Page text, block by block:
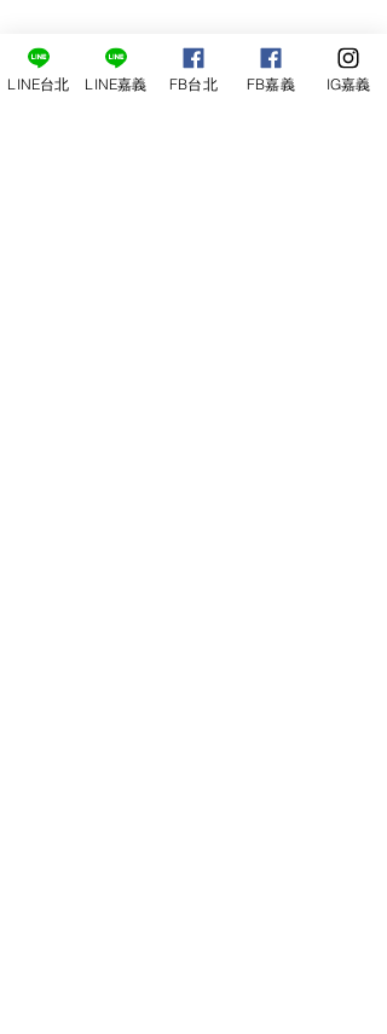
LINE台北 LINE嘉義 FB台北 FB嘉義 IG嘉義